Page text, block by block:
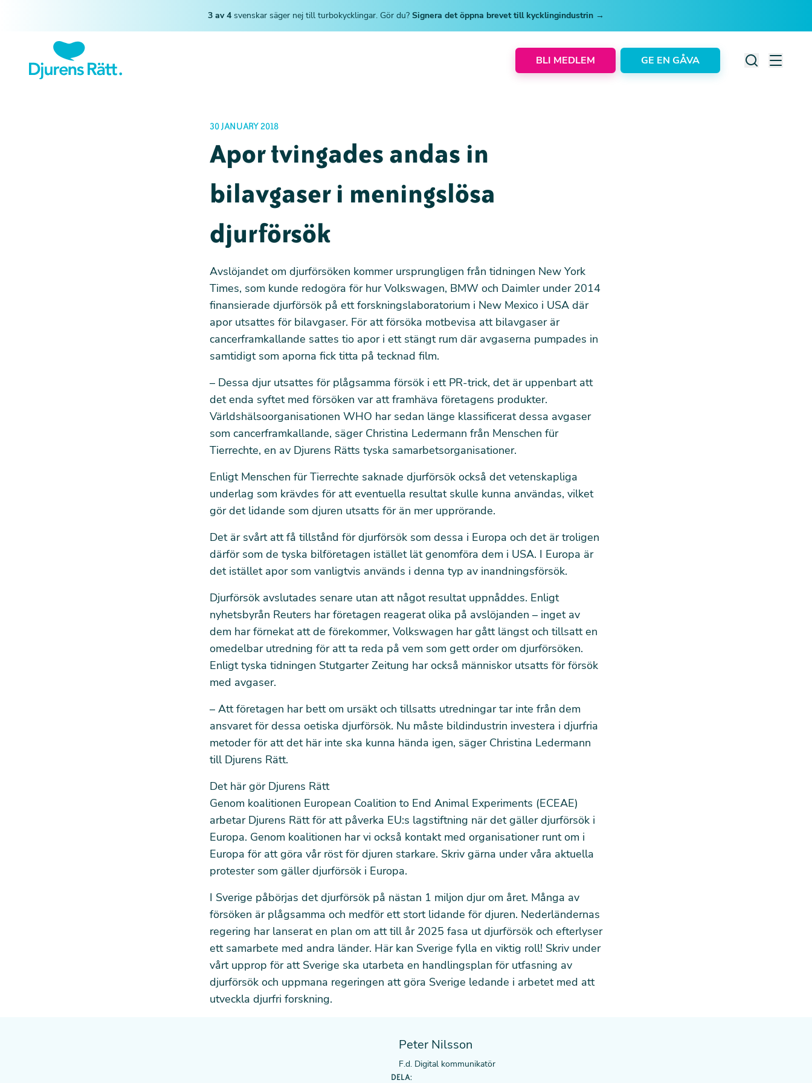
3 av 4 svenskar säger nej till turbokycklingar. Gör du? Signera det öppna brevet till kycklingindustrin →
BLI MEDLEM GE EN GÅVA
30 JANUARY 2018
Apor tvingades andas in
bilavgaser i meningslösa
djurförsök
Avslöjandet om djurförsöken kommer ursprungligen från tidningen New York
Times, som kunde redogöra för hur Volkswagen, BMW och Daimler under 2014
finansierade djurförsök på ett forskningslaboratorium i New Mexico i USA där
apor utsattes för bilavgaser. För att försöka motbevisa att bilavgaser är
cancerframkallande sattes tio apor i ett stängt rum där avgaserna pumpades in
samtidigt som aporna fick titta på tecknad film.
– Dessa djur utsattes för plågsamma försök i ett PR-trick, det är uppenbart att
det enda syftet med försöken var att framhäva företagens produkter.
Världshälsoorganisationen WHO har sedan länge klassificerat dessa avgaser
som cancerframkallande, säger Christina Ledermann från Menschen für
Tierrechte, en av Djurens Rätts tyska samarbetsorganisationer.
Enligt Menschen für Tierrechte saknade djurförsök också det vetenskapliga
underlag som krävdes för att eventuella resultat skulle kunna användas, vilket
gör det lidande som djuren utsatts för än mer upprörande.
Det är svårt att få tillstånd för djurförsök som dessa i Europa och det är troligen
därför som de tyska bilföretagen istället lät genomföra dem i USA. I Europa är
det istället apor som vanligtvis används i denna typ av inandningsförsök.
Djurförsök avslutades senare utan att något resultat uppnåddes. Enligt
nyhetsbyrån Reuters har företagen reagerat olika på avslöjanden – inget av
dem har förnekat att de förekommer, Volkswagen har gått längst och tillsatt en
omedelbar utredning för att ta reda på vem som gett order om djurförsöken.
Enligt tyska tidningen Stutgarter Zeitung har också människor utsatts för försök
med avgaser.
– Att företagen har bett om ursäkt och tillsatts utredningar tar inte från dem
ansvaret för dessa oetiska djurförsök. Nu måste bildindustrin investera i djurfria
metoder för att det här inte ska kunna hända igen, säger Christina Ledermann
till Djurens Rätt.
Det här gör Djurens Rätt
Genom koalitionen European Coalition to End Animal Experiments (ECEAE)
arbetar Djurens Rätt för att påverka EU:s lagstiftning när det gäller djurförsök i
Europa. Genom koalitionen har vi också kontakt med organisationer runt om i
Europa för att göra vår röst för djuren starkare. Skriv gärna under våra aktuella
protestersom gäller djurförsök i Europa.
I Sverige påbörjas det djurförsök på nästan 1 miljon djur om året. Många av
försöken är plågsamma och medför ett stort lidande för djuren. Nederländernas
regering har lanserat en plan om att till år 2025 fasa ut djurförsök och efterlyser
ett samarbete med andra länder. Här kan Sverige fylla en viktig roll! Skriv under
vårt upprop för att Sverige ska utarbeta en handlingsplan för utfasning av
djurförsök och uppmana regeringen att göra Sverige ledande i arbetet med att
utveckla djurfri forskning.
Peter Nilsson
F.d. Digital kommunikatör
DELA: